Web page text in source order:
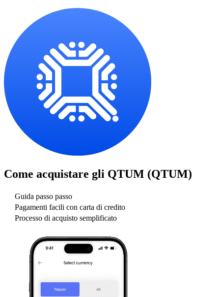
Come acquistare gli QTUM (QTUM)
Guida passo passo
Pagamenti facili con carta di credito
Processo di acquisto semplificato